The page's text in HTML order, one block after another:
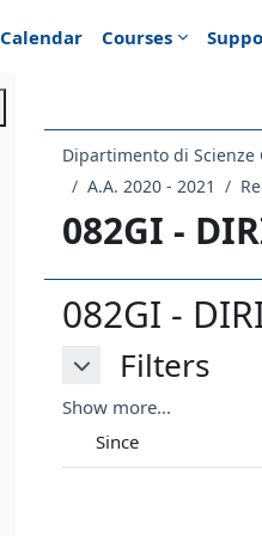
Calendar Courses
A.A. 2020 - 2021
082GI -
082GI -
Filters
FiltersFilters
Show more...
Since